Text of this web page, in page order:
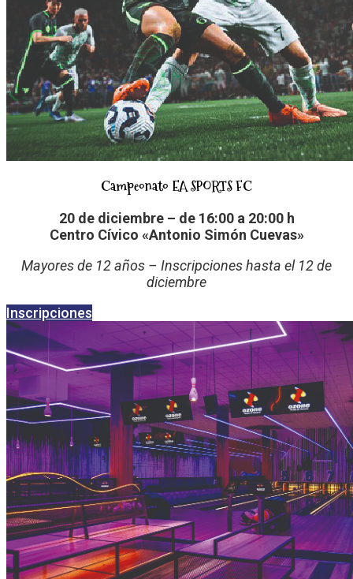
Campeonato EA SPORTS FC
20 de diciembre – de 16:00 a 20:00 h
Centro Cívico «Antonio Simón Cuevas»
Mayores de 12 años – Inscripciones hasta el 12 de
diciembre
Inscripciones